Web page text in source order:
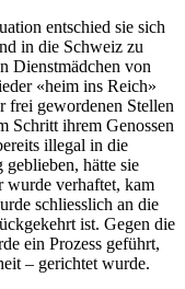
entschied sie sich
in die Schweiz zu
Dienstmädchen von
«heim ins Reich»
frei gewordenen Stellen
Schritt ihrem Genossen
illegal in die
hätte sie
wurde verhaftet, kam
schliesslich an die
ist. Gegen die
ein Prozess geführt,
– gerichtet wurde.